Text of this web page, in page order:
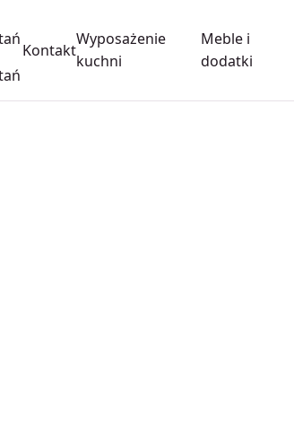
Kontakt
Wyposażenie
kuchni
Meble i
dodatki